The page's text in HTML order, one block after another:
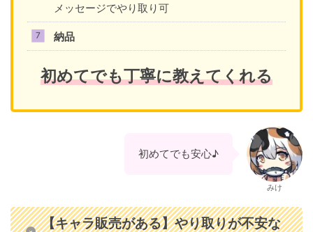
メッセージでやり取り可
納品
初めてでも丁寧に教えてくれる
初めてでも安心♪
みけ
【キャラ販売がある】やり取りが不安な